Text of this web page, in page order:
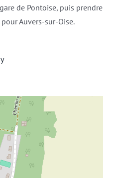
de Pontoise, puis prendre
Auvers-sur-Oise.